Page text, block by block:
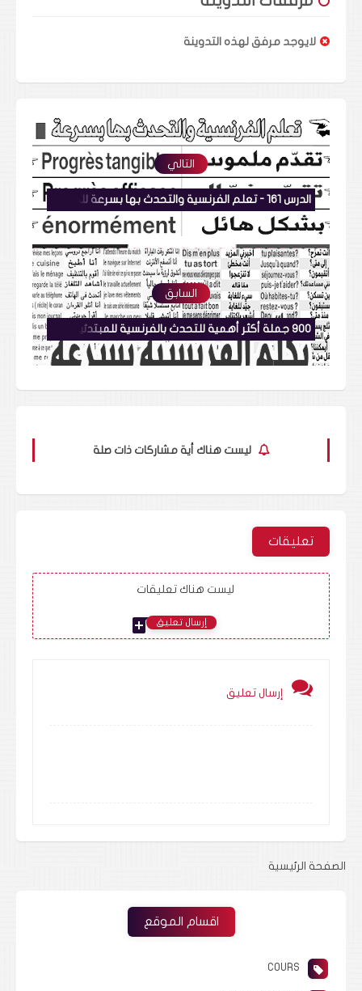
لايوجد مرفق لهذه التدوينة
التالي
السابق
ليست هناك أية مشاركات ذات صلة
تعليقات
ليست هناك تعليقات
إرسال تعليق add_comment
إرسال تعليق
الصفحة الرئيسية
اقسام الموقع
COURS